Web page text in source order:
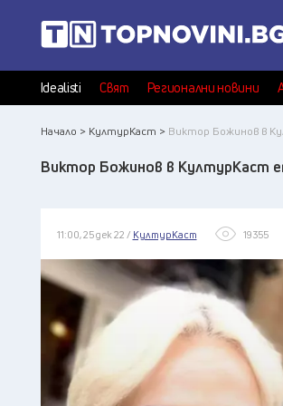
Idealisti Свят Регионални новини
Начало > КултурКаст > Виктор Божинов в
Виктор Божинов в КултурКаст
11:00, 25 дек 22 / КултурКаст 19355